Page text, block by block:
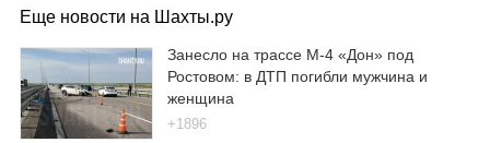
Еще новости на Шахты.ру
Занесло на трассе М-4 «Дон» под
Ростовом: в ДТП погибли мужчина и
женщина
+1896